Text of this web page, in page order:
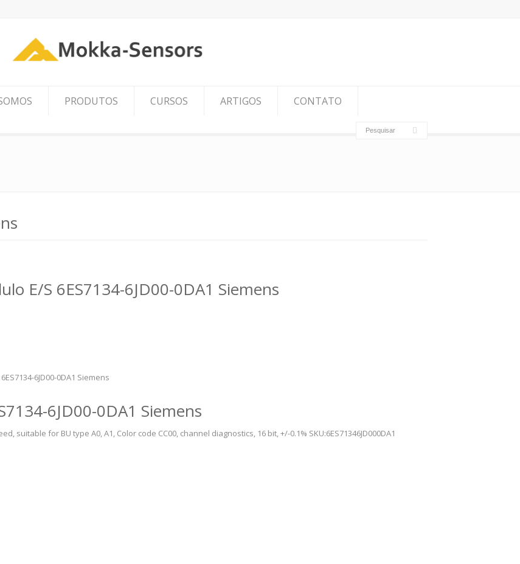
PRODUTOS CURSOS ARTIGOS CONTATO
E/S 6ES7134-6JD00-0DA1 Siemens
6JD00-0DA1 Siemens
6JD00-0DA1 Siemens
suitable for BU type A0, A1, Color code CC00, channel diagnostics, 16 bit, +/-0.1% SKU:6ES71346JD000DA1